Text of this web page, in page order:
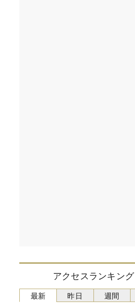
アクセスランキング
最新
昨日 週間